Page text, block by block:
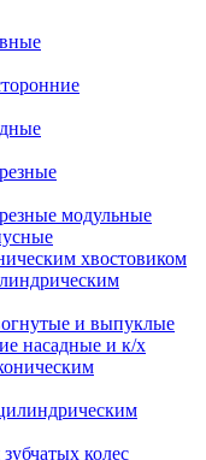
модульные
хвостовиком
и выпуклые
насадные и к/х
колес